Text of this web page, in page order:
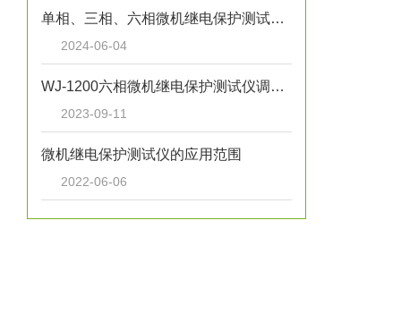
单相、三相、六相微机继电保护测试仪有什么区别
2024-06-04
WJ-1200六相微机继电保护测试仪调压脉宽试验方法
2023-09-11
微机继电保护测试仪的应用范围
2022-06-06